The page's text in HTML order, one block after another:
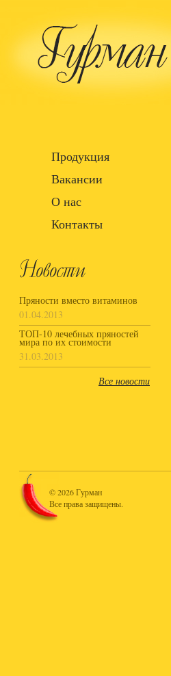
Продукция
Вакансии
О нас
Контакты
Пряности вместо витаминов
01.04.2013
ТОП-10 лечебных пряностей
мира по их стоимости
31.03.2013
Все новости
© 2026 Гурман
Все права защищены.